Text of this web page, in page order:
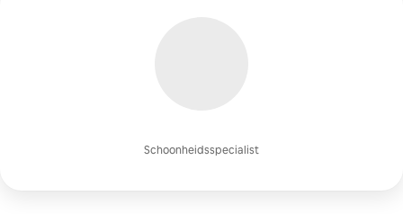
Schoonheidsspecialist